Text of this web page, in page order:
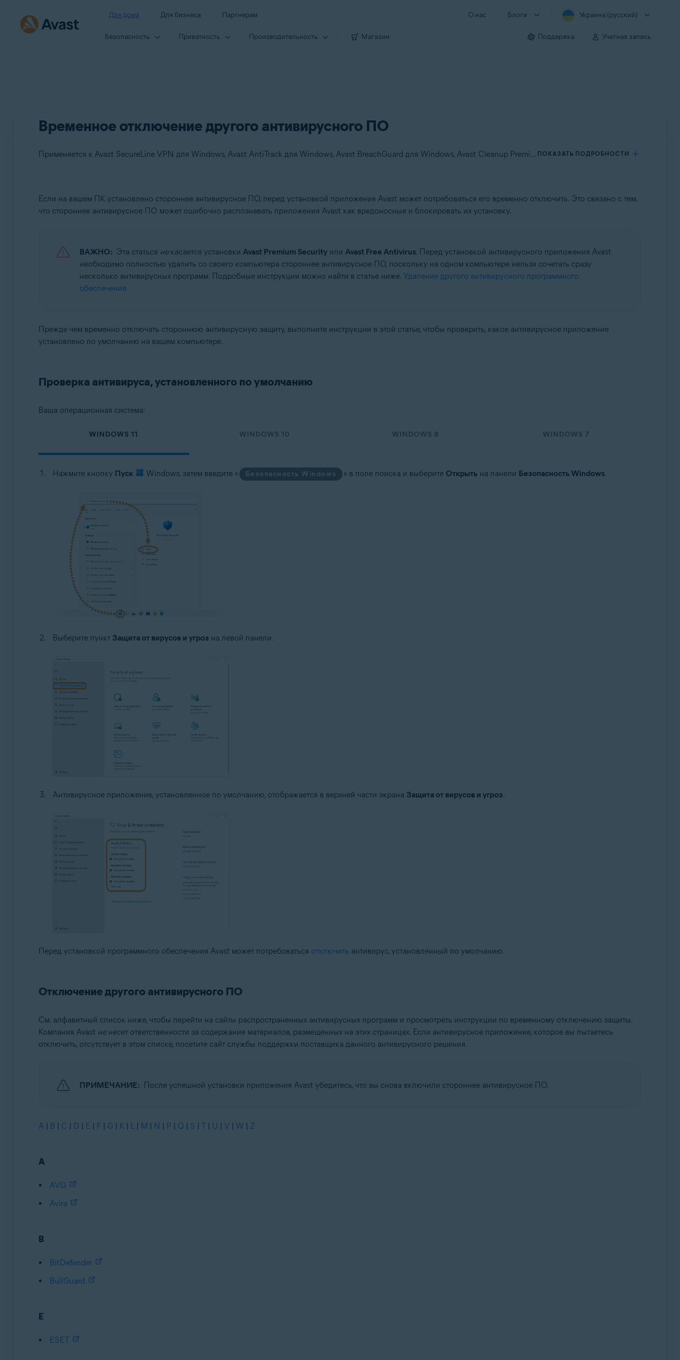
Для дома Для бизнеса Партнерам О нас Блоги Украина (русский)
Безопасность Приватность Производи­тельность Магазин Поддержка Учетная запись
Временное отключение другого антивирусного ПО
Применяется к Avast SecureLine VPN для Windows, Avast AntiTrack для Windows, Avast BreachGuard для Windows, Avast Cleanup Premium для Windows, Avast Driver Updater для Windows, Avast Battery Saver для Windows ПОКАЗАТЬ ПОДРОБНОСТИ
Avast SecureLine VPN 5.x для Windows
Avast Cleanup Premium 22.x для Windows
Avast Driver Updater 22.x для Windows
Microsoft Windows 8.1 / Pro / Enterprise — 32- или 64-разрядная версия
Microsoft Windows 8 / Pro / Enterprise — 32- или 64-разрядная версия
Если на вашем ПК установлено стороннее антивирусное ПО, перед установкой приложения Avast может потребоваться его временно отключить. Это связано с тем,
что стороннее антивирусное ПО может ошибочно распознавать приложения Avast как вредоносные и блокировать их установку.
ВАЖНО: Эта статься некасается установки Avast Premium Securityили Avast Free Antivirus. Перед установкой антивирусного приложения Avast
необходимо полностью удалить со своего компьютера стороннее антивирусное ПО, поскольку на одном компьютере нельзя сочетать сразу
несколько антивирусных программ. Подробные инструкции можно найти в статье ниже. Удаление другого антивирусного программного
обеспечения
Прежде чем временно отключать стороннюю антивирусную защиту, выполните инструкции в этой статье, чтобы проверить, какое антивирусное приложение
установлено по умолчанию на вашем компьютере.
Проверка антивируса, установленного по умолчанию
Ваша операционная система:
WINDOWS 11 WINDOWS 10 WINDOWS 8 WINDOWS 7
Нажмите кнопку Пуск Windows, затем введите « Безопасность Windows » в поле поиска и выберите Открыть на панели Безопасность Windows.
Выберите пункт Защита от вирусов и угроз на левой панели.
Антивирусное приложение, установленное по умолчанию, отображается в верхней части экрана Защита от вирусов и угроз.
Перед установкой программного обеспечения Avast может потребоваться отключить антивирус, установленный по умолчанию.
Отключение другого антивирусного ПО
См. алфавитный список ниже, чтобы перейти на сайты распространенных антивирусных программ и просмотреть инструкции по временному отключению защиты.
Компания Avast ненесет ответственности за содержание материалов, размещенных на этих страницах. Если антивирусное приложение, которое вы пытаетесь
отключить, отсутствует в этом списке, посетите сайт службы поддержки поставщика данного антивирусного решения.
ПРИМЕЧАНИЕ: После успешной установки приложения Avast убедитесь, что вы снова включили стороннее антивирусное ПО.
A | B | C | D | E | F | G | K | L | M | N | P | Q | S | T | U | V | W | Z
A
AVG
Avira
B
BitDefender
BullGuard
E
ESET